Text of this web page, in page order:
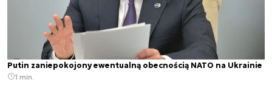
Putin zaniepokojony ewentualną obecnością NATO na Ukrainie
1 min.